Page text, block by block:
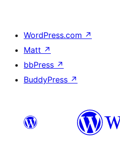
WordPress.com ↗
Matt ↗
bbPress ↗
BuddyPress ↗